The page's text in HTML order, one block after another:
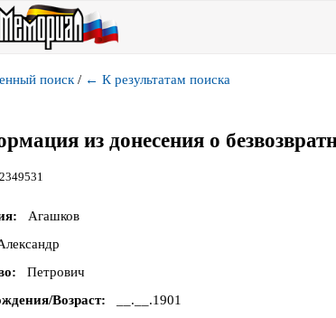
поиск / ← К результатам поиска
из донесения о
Агашков
Петрович
Возраст
__.__.1901